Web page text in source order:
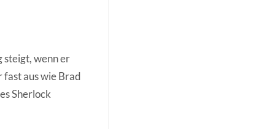
steigt, wenn er
fast aus wie Brad
Sherlock